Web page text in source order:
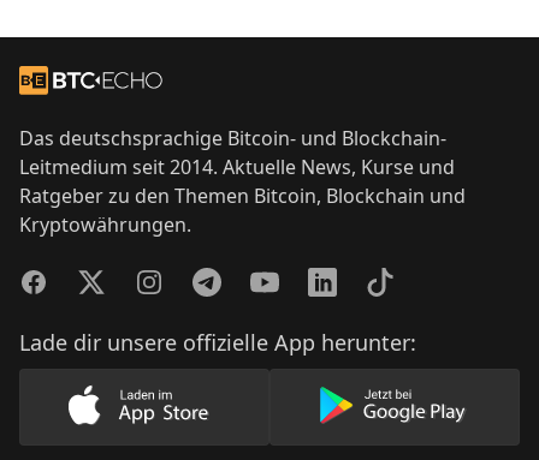
Zur Startseite
Das deutschsprachige Bitcoin- und Blockchain-
Leitmedium seit 2014. Aktuelle News, Kurse und
Ratgeber zu den Themen Bitcoin, Blockchain und
Kryptowährungen.
FacebookTwitterInstagramTelegramYouTubeLinkedInTikTok
Lade dir unsere offizielle App herunter:
Lade unsere App im AppStore herunter
Lade unsere